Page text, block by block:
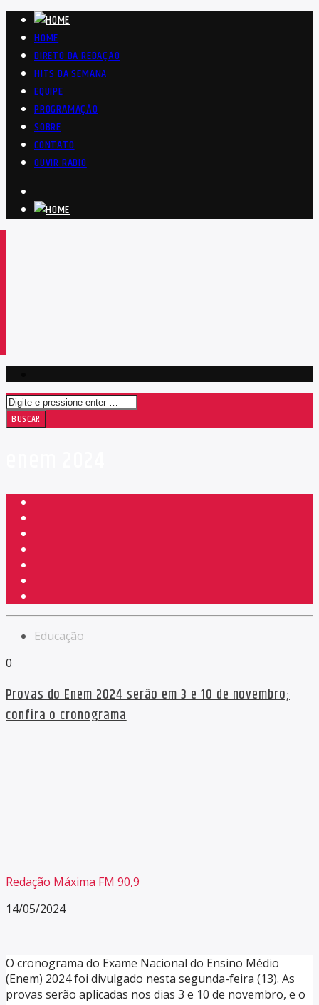
HOME
DIRETO DA REDAÇÃO
HITS DA SEMANA
EQUIPE
PROGRAMAÇÃO
SOBRE
CONTATO
OUVIR RÁDIO
Educação
0
Provas do Enem 2024 serão em 3 e 10 de novembro;
confira o cronograma
Redação Máxima FM 90,9
14/05/2024
O cronograma do Exame Nacional do Ensino Médio
(Enem) 2024 foi divulgado nesta segunda-feira (13). As
provas serão aplicadas nos dias 3 e 10 de novembro, e o